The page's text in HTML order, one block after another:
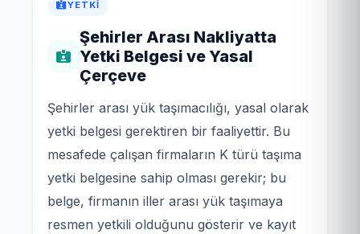
YETKI
Şehirler Arası Nakliyatta
Yetki Belgesi ve Yasal
Çerçeve
Şehirler arası yük taşımacılığı, yasal olarak
yetki belgesi gerektiren bir faaliyettir. Bu
mesafede çalışan firmaların K türü taşıma
yetki belgesine sahip olması gerekir; bu
belge, firmanın iller arası yük taşımaya
resmen yetkili olduğunu gösterir ve kayıt